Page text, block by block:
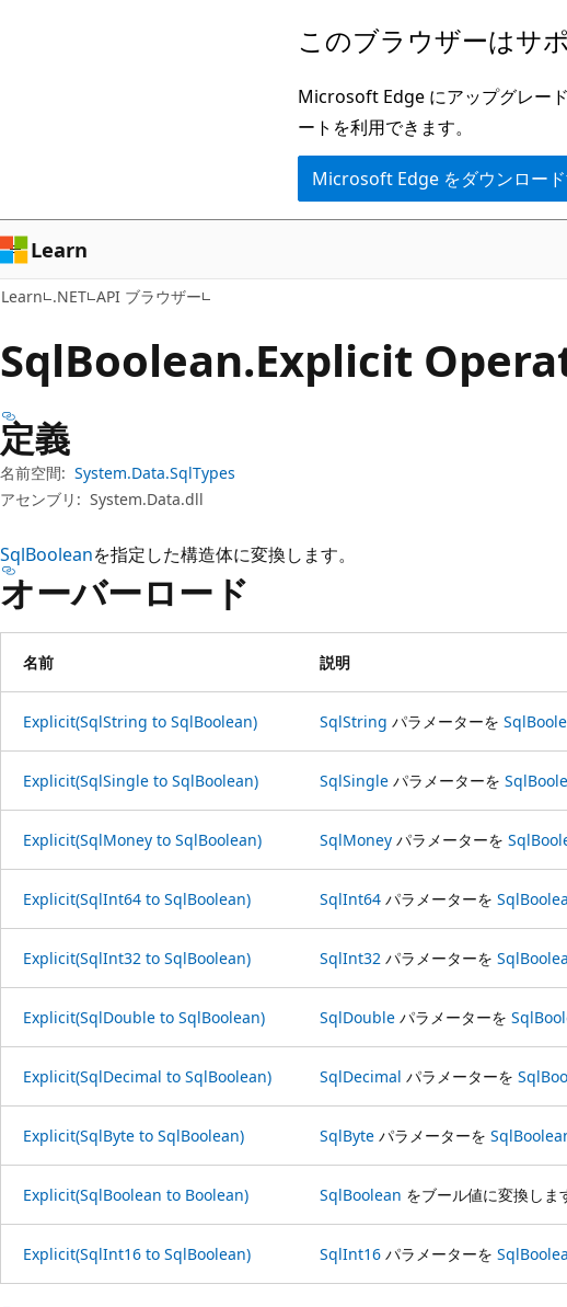
ン
ツ
に
ス
ッ
ゲ
ー
シ
ョ
に
キ
ッ
プ
このブラウザーはサ
Microsoft Edge にアップグレー
ートを利用できます。
Microsoft Edge をダウンロー
Learn
Learn .NET API ブラウザー
SqlBoolean.Explicit
定義
名前空間: System.Data.SqlTypes
アセンブリ: System.Data.dll
SqlBooleanを指定した構造体に変換します。
オーバーロード
名前 説明
Explicit(SqlString to SqlBoolean) SqlString パラメーターを
Explicit(SqlSingle to SqlBoolean) SqlSingle パラメーターを
Explicit(SqlMoney to SqlBoolean) SqlMoney パラメーターを
Explicit(SqlInt64 to SqlBoolean) SqlInt64 パラメーターを
Explicit(SqlInt32 to SqlBoolean) SqlInt32 パラメーターを
Explicit(SqlDouble to SqlBoolean) SqlDouble パラメーターを
Explicit(SqlDecimal to SqlBoolean) SqlDecimal パラメーターを
Explicit(SqlByte to SqlBoolean) SqlByte パラメーターを
Explicit(SqlBoolean to Boolean) SqlBoolean をブール値に変換しま
Explicit(SqlInt16 to SqlBoolean) SqlInt16 パラメーターを